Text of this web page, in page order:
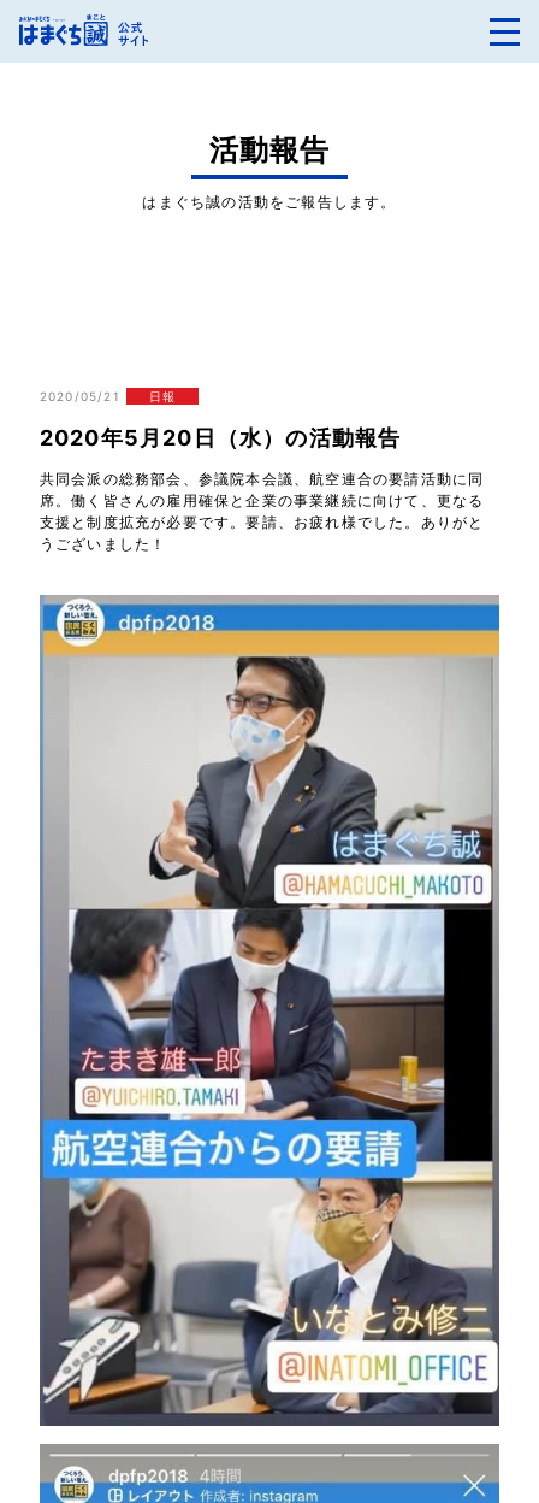
活動報告
はまぐち誠の活動をご報告します。
2020/05/21 日報
2020年5月20日（水）の活動報告
共同会派の総務部会、参議院本会議、航空連合の要請活動に同
席。働く皆さんの雇用確保と企業の事業継続に向けて、更なる
支援と制度拡充が必要です。要請、お疲れ様でした。ありがと
うございました！